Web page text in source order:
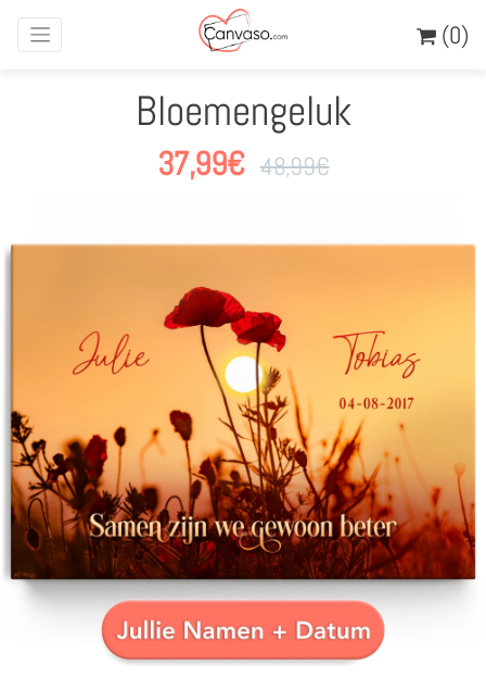
(0)
Bloemengeluk
37,99€ 48,99€